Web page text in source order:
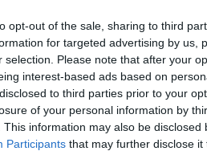
opt-out of the sale, sharing to third
for targeted advertising by us,
selection. Please note that after your
interest-based ads based on
to third parties prior to your
of your personal information by
This information may also be
Participants that may further disclose it
varie. Ancor più convinti della
cui versava tale spazio cittadino, ci
lì abbandonato, un tavolo
sedie sgangherate che erano stipate
il globo di un portalampade
magica. Quando si dice il genio e lo
la saracinesca. Saremmo rimasti
ragione che noi l’avessimo, chi ce
e propria, forzando l’ingresso.